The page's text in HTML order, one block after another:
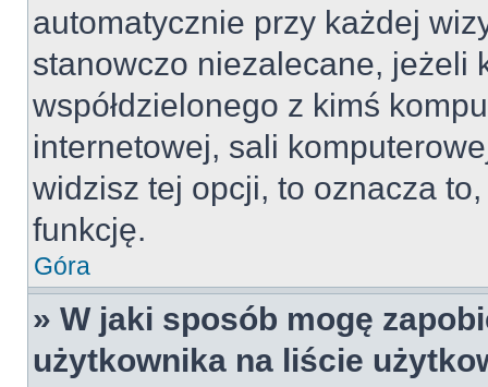
automatycznie przy każdej
stanowczo niezalecane, jeżeli
współdzielonego z kimś
internetowej, sali
widzisz tej opcji, to oznacza
funkcję.
Góra
» W jaki sposób mogę
użytkownika na liście